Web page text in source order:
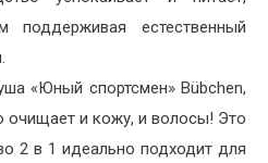
поддерживая естественный
«Юный спортсмен» Bübchen,
очищает и кожу, и волосы! Это
2 в 1 идеально подходит для